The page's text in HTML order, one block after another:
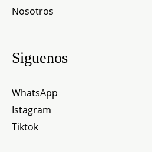
Nosotros
Siguenos
WhatsApp
Istagram
Tiktok